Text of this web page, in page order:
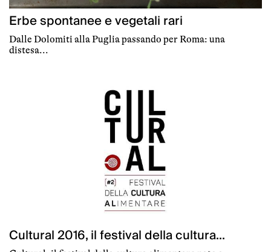
Erbe spontanee e vegetali rari
Dalle Dolomiti alla Puglia passando per Roma: una
distesa...
Cultural 2016, il festival della cultura...